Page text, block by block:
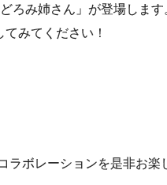
ろみ姉さん」が登場します
みてください！
ボレーションを是非お楽